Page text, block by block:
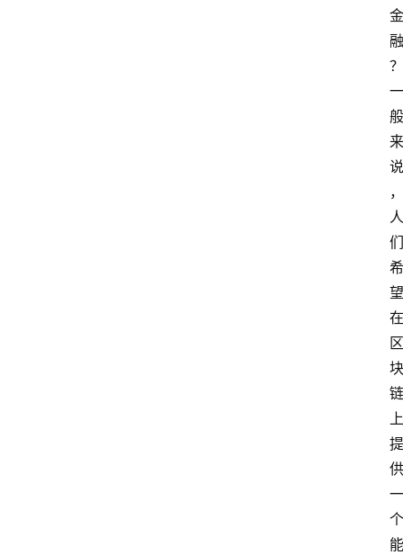
金
融
？
一
般
来
说
，
人
们
希
望
在
区
块
链
上
提
供
一
个
能